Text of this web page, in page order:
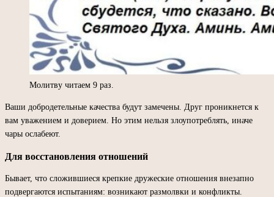
Молитву читаем 9 раз.
Ваши добродетельные качества будут замечены. Друг проникнется к
вам уважением и доверием. Но этим нельзя злоупотреблять, иначе
чары ослабеют.
Для восстановления отношений
Бывает, что сложившиеся крепкие дружеские отношения внезапно
подвергаются испытаниям: возникают размолвки и конфликты.